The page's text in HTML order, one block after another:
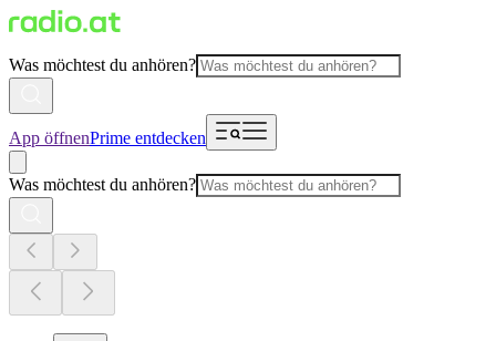
Was möchtest du anhören?
App öffnenPrime entdecken
Was möchtest du anhören?